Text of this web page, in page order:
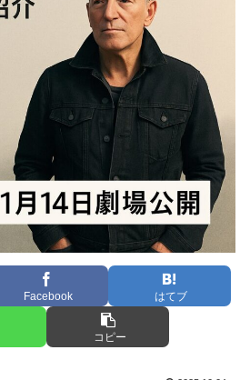
Facebook はてブ
コピー